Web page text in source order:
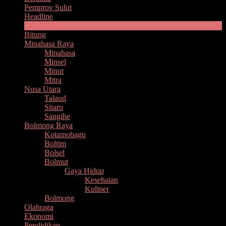
Pemprov Sulut
Headline
Bitung
Minahasa Raya
Minahasa
Minsel
Minut
Mitra
Nusa Utara
Talaud
Sitaro
Sangihe
Bolmong Raya
Kotamobagu
Boltim
Bolsel
Bolmut
Gaya Hidup
Kesehatan
Kuliner
Bolmong
Olahraga
Ekonomi